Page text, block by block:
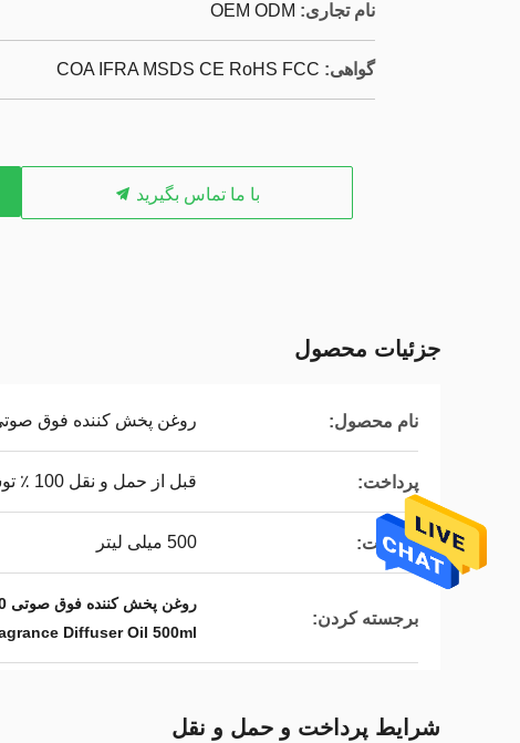
نام تجاری: OEM ODM
گواهی: COA IFRA MSDS CE RoHS FCC
با ما تماس بگیرید
جزئیات محصول
نام محصول: روغن پخش کننده فوق
پرداخت: قبل از حمل و نقل 100 ٪ توسط T/T
ظرفیت: 500 میلی لیتر
برجسته کردن:
روغن پخش کننده فوق صوتی 500 میلی لیتر,روغن پخش کننده فوق صوتی عطر,روغن پخش کننده عطر 500 میلی لیتر
Diffuser Oil 500ml
شرایط پرداخت و حمل و نقل